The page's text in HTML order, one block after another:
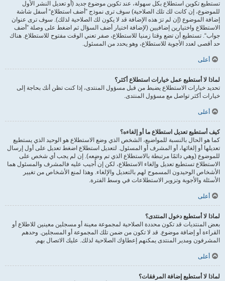
تستطيع تكوين استطلاع بكل سهولة، عند تكوين موضوع جديد (أو تعديل النشر الأول
للموضوع، إن كانت لك تلك الصلاحية) سوف ترى نموذج ”أضف استطلاع“ أسفل شاشة
إضافة الموضوع (إن لم ترَ هذه الإضافة قد لا يكون لك الصلاحية لذلك). سوف ترى عنوان
الاستطلاع واختيارين إضافيين (لإضافة اختيار أضف السؤال ثم اضغط على وصلة ”أضف
جواب“. تستطيع أن تضع وقتا زمنيا للاستطلاع، صفر تعني الوقت مفتوح للاستطلاع. هناك
حد أقصى لعدد الأجوبة للاستطلاع، وهو يحدد من المسئول.
أعلى
لماذا لا أستطيع عمل خيارات استطلاع أكثر؟
تحديد خيارات الاستطلاع يضبط من قبل مسؤول المنتدى، إذا كنت تظن أنك بحاجة إلى
خيارات أكثر تواصل مع مسؤول المنتدى.
أعلى
كيف أستطيع تعديل استطلاع ما أو إلغاءه؟
كما هو الحال بالنسبة للمواضيع، الشخص الذي وضع الاستطلاع هو الوحيد الذي يستطيع
تعديلها أو إلغائها، أو المشرف أو المسئول. لتعديل استطلاع اضغط تعديل على أول إرسال
للموضوع (وهي دائمًا مرتبطة بالاستطلاع الذي تم وضعه). إن لم يجب أي شخص على
الاستطلاع تستطيع تعديل وإلغاء الاستطلاع، لكن إن أُجيب عليه فالمشرف والمسئول هما
الأشخاص الوحيدون المسموح لهم بالتعديل والإلغاء. وهذا لمنع الأشخاص من تغيير
الأسئلة والأجوبة وتزوير الاستطلاعات في وسط الفترة.
أعلى
لماذا لا أستطيع دخول المنتدى؟
بعض المنتديات قد تكون محددة الصلاحية لمجموعة معينة أو مسجلين معينين للاطلاع أو
القراءة أو إضافة موضوع. قد لا تكون من ضمن تلك المجموعة أو المسجلين. وحدهم
المشرفون ومدير المنتدى يمكنهم إعطاؤك الصلاحية لذلك. عليك الاتصال بهم.
أعلى
لماذا لا أستطيع إضافة المرفقات؟